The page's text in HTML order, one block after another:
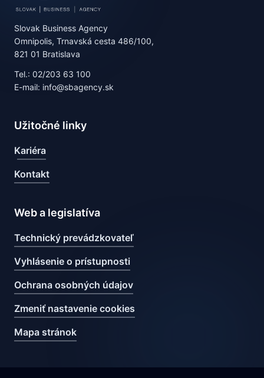
Slovak Business Agency
Omnipolis, Trnavská cesta 486/100,
821 01 Bratislava
Tel.: 02/203 63 100
E-mail: info@sbagency.sk
Užitočné linky
Kariéra
Kontakt
Web a legislatíva
Technický prevádzkovateľ
Vyhlásenie o prístupnosti
Ochrana osobných údajov
Zmeniť nastavenie cookies
Mapa stránok